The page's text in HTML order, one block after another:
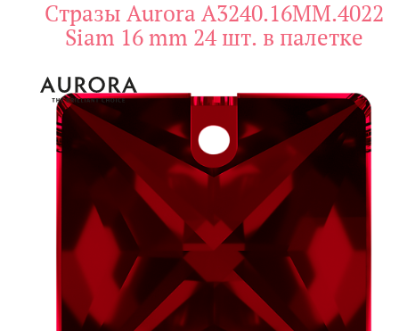
Стразы Aurora A3240.16MM.4022
Siam 16 mm 24 шт. в палетке